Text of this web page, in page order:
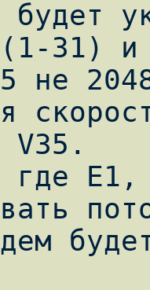
будет
31) и
не
V35.
где Е1,